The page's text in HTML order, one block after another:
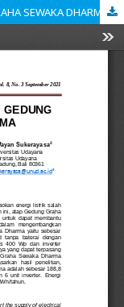
SEWAKA DHARMA